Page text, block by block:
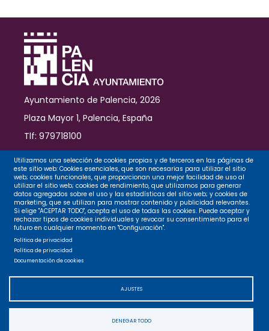
Ayuntamiento de Palencia, 2026
Plaza Mayor 1, Palencia, España
Tlf: 979718100
Contacto
Legal
Privacidad
Accesibilidad
Utilizamos una selección de cookies propias y de terceros en las páginas de
este sitio web: Cookies esenciales, que son necesarias para utilizar el sitio
web; cookies funcionales, que proporcionan una mejor facilidad de uso al
utilizar el sitio web; cookies de rendimiento, que utilizamos para generar
datos agregados sobre el uso y las estadísticas del sitio web; y cookies de
marketing, que se utilizan para mostrar contenido y publicidad relevantes.
Si elige "ACEPTAR TODO", acepta el uso de todas las cookies. Puede aceptar y
rechazar tipos de cookies individuales y revocar su consentimiento para el
futuro en cualquier momento en "Configuración".
Política de privacidad
Política de privacidad
Documentación de cookies
AJUSTES
DENEGAR TODO